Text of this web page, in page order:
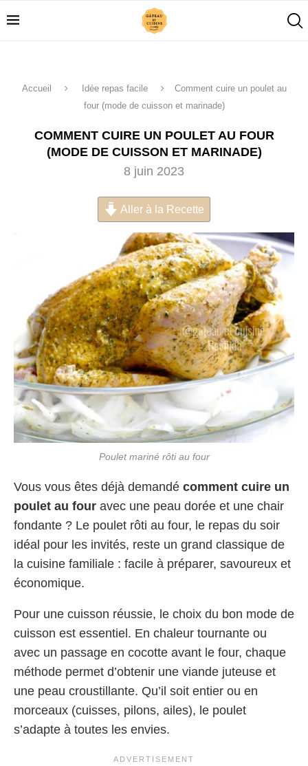
Accueil Idée repas facile
Comment cuire un poulet au
four (mode de cuisson et marinade)
COMMENT CUIRE UN POULET AU FOUR
(MODE DE CUISSON ET MARINADE)
8 juin 2023
Aller à la Recette
Poulet mariné rôti au four
Vous vous êtes déjà demandé comment cuire un
poulet au four avec une peau dorée et une chair
fondante ? Le poulet rôti au four, le repas du soir
idéal pour les invités, reste un grand classique de
la cuisine familiale : facile à préparer, savoureux et
économique.
Pour une cuisson réussie, le choix du bon mode de
cuisson est essentiel. En chaleur tournante ou
avec un passage en cocotte avant le four, chaque
méthode permet d’obtenir une viande juteuse et
une peau croustillante. Qu’il soit entier ou en
morceaux (cuisses, pilons, ailes), le poulet
s’adapte à toutes les envies.